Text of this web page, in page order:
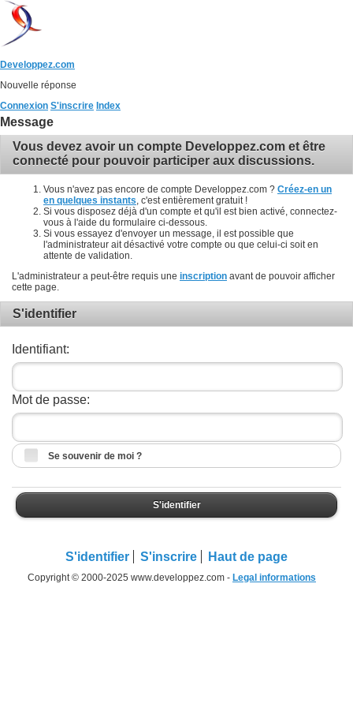
Developpez.com
Nouvelle réponse
Connexion S'inscrire Index
Message
Vous devez avoir un compte Developpez.com et être
connecté pour pouvoir participer aux discussions.
Vous n'avez pas encore de compte Developpez.com ? Créez-en un
en quelques instants , c'est entièrement gratuit !
Si vous disposez déjà d'un compte et qu'il est bien activé, connectez-
vous à l'aide du formulaire ci-dessous.
Si vous essayez d'envoyer un message, il est possible que
l'administrateur ait désactivé votre compte ou que celui-ci soit en
attente de validation.
L'administrateur a peut-être requis une inscription avant de pouvoir afficher
cette page.
S'identifier
Identifiant:
Mot de passe:
Se souvenir de moi ?
S'identifier
S'identifier S'inscrire Haut de page
Copyright © 2000-2025 www.developpez.com - Legal informations